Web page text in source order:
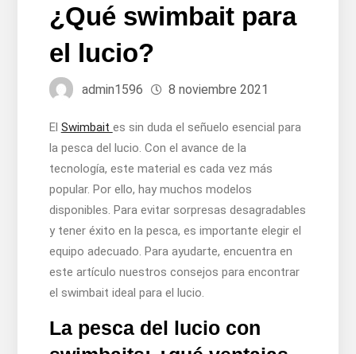
¿Qué swimbait para
el lucio?
admin1596 8 noviembre 2021
El Swimbait es sin duda el señuelo esencial para
la pesca del lucio. Con el avance de la
tecnología, este material es cada vez más
popular. Por ello, hay muchos modelos
disponibles. Para evitar sorpresas desagradables
y tener éxito en la pesca, es importante elegir el
equipo adecuado. Para ayudarte, encuentra en
este artículo nuestros consejos para encontrar
el swimbait ideal para el lucio.
La pesca del lucio con